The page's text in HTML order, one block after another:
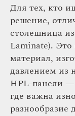
Для тех, кто
решение,
столешница
Laminate).
материал,
давлением из
HPL-панели
где важна
разнообразие